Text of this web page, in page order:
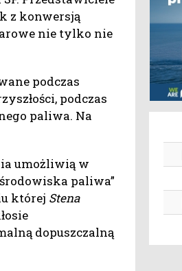
z konwersją
nie tylko nie
podczas
podczas
paliwa. Na
umożliwią w
paliwa”
której Stena
dopuszczalną